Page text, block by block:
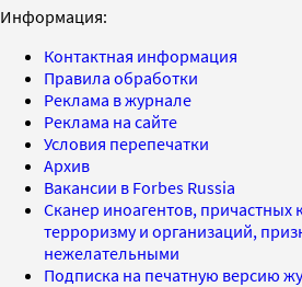
Информация:
Контактная информация
Правила обработки
Реклама в журнале
Реклама на сайте
Условия перепечатки
Архив
Вакансии в Forbes Russia
Сканер иноагентов, причастных
терроризму и организаций,
нежелательными
Подписка на печатную версию